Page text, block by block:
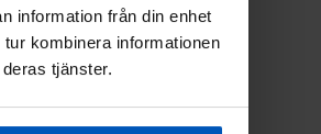
information från din enhet
kombinera informationen
tjänster.